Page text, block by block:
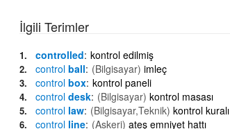
İlgili Terimler
controlled kontrol edilmiş
controlball (Bilgisayar) imleç
controlbox kontrol paneli
controldesk (Bilgisayar) kontrol masası
controllaw (Bilgisayar,Teknik) kontrol kuralı
controlline (Askeri) ateş emniyet hattı